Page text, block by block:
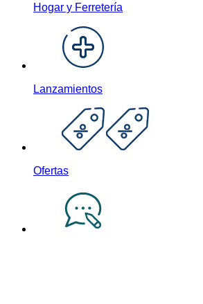
Hogar y Ferretería
Lanzamientos
Ofertas